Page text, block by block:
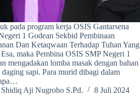
pada program kerja OSIS Gantarsena
1 Godean Sekbid Pembinaan
Dan Ketaqwaan Terhadap Tuhan Yang
maka Pembina OSIS SMP Negeri 1
mengadakan lomba masak dengan bahan
daging sapi. Para murid dibagi dalam
Shidiq Aji Nugroho S.Pd.
8 Juli 2024